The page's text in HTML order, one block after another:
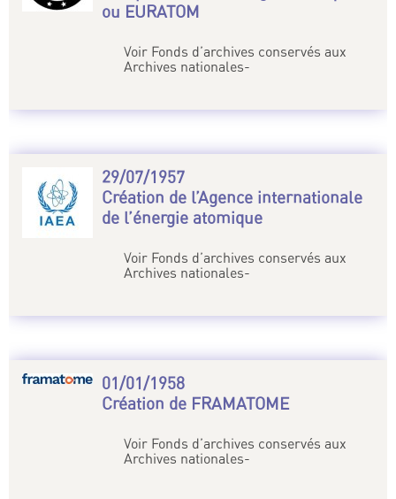
ou EURATOM
Voir Fonds d’archives conservés aux
Archives nationales-
29/07/1957
Création de l’Agence internationale
de l’énergie atomique
Voir Fonds d’archives conservés aux
Archives nationales-
01/01/1958
Création de FRAMATOME
Voir Fonds d’archives conservés aux
Archives nationales-